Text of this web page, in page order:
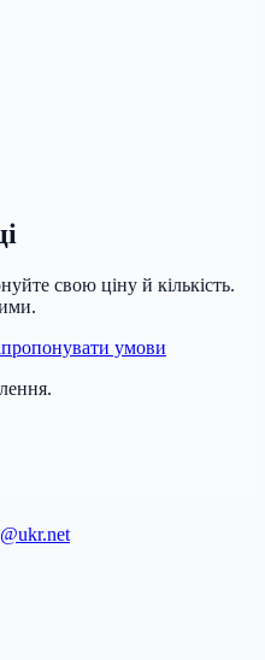
свою ціну й кількість.
умови